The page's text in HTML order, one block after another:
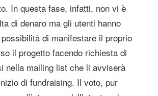
In questa fase, infatti, non vi è
di denaro ma gli utenti hanno
di manifestare il proprio
il progetto facendo richiesta di
nella mailing list che li avviserà
di fundraising. Il voto, pur